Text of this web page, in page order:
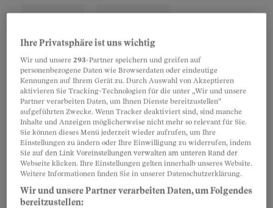
Farben aus den USA hingegen enthielten in den
allermeisten Fällen nicht zugelassene
Konservierungsmittel und krebserregende
Ihre Privatsphäre ist uns wichtig
Wir und unsere293-Partner speichern und greifen auf
personenbezogene Daten wie Browserdaten oder eindeutige
Kennungen auf Ihrem Gerät zu. Durch Auswahl von Akzeptieren
aktivieren Sie Tracking-Technologien für die unter „Wir und unsere
Partner verarbeiten Daten, um Ihnen Dienste bereitzustellen“
aufgeführten Zwecke. Wenn Tracker deaktiviert sind, sind manche
Inhalte und Anzeigen möglicherweise nicht mehr so relevant für Sie.
Sie können dieses Menü jederzeit wieder aufrufen, um Ihre
Einstellungen zu ändern oder Ihre Einwilligung zu widerrufen, indem
Sie auf den Link Voreinstellungen verwalten am unteren Rand der
Webseite klicken. Ihre Einstellungen gelten innerhalb unseres Website.
Weitere Informationen finden Sie in unserer Datenschutzerklärung.
Wir und unsere Partner verarbeiten Daten, um Folgendes
bereitzustellen: